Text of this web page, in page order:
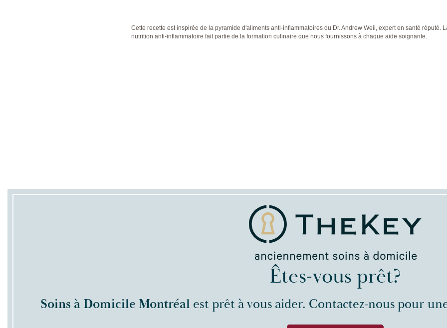
Cette recette est inspirée de la pyramide d'aliments anti-inflammatoires du Dr. Andrew Weil, expert en santé réputé.
nutrition anti-inflammatoire fait partie de la formation culinaire que nous fournissons à chaque aide soignante.
Êtes-vous prêt?
Soins à Domicile Montréal est prêt à vous aider. Contactez-nous pour